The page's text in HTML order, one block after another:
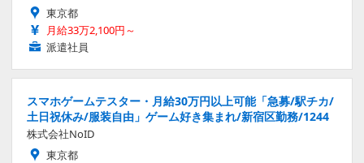
東京都
月給33万2,100円～
派遣社員
スマホゲームテスター・月給30万円以上可能「急募/駅チカ/
土日祝休み/服装自由」ゲーム好き集まれ/新宿区勤務/1244
株式会社NoID
東京都